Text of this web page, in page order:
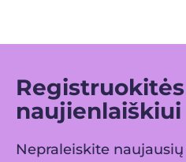
naujienlaiškiui
Nepraleiskite